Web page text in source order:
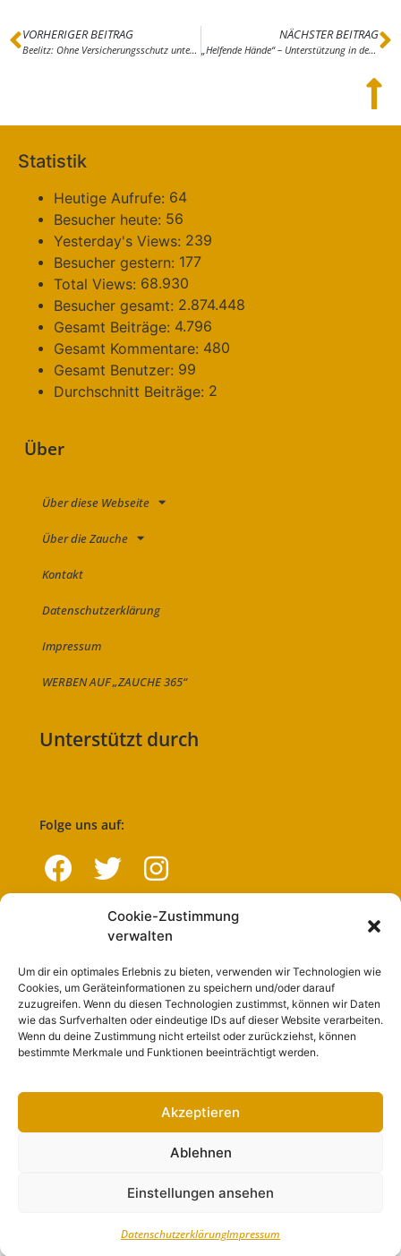
Cookie-Zustimmung
verwalten
Um dir ein optimales Erlebnis zu bieten, verwenden wir Technologien wie
Cookies, um Geräteinformationen zu speichern und/oder darauf
zuzugreifen. Wenn du diesen Technologien zustimmst, können wir Daten
wie das Surfverhalten oder eindeutige IDs auf dieser Website verarbeiten.
Wenn du deine Zustimmung nicht erteilst oder zurückziehst, können
bestimmte Merkmale und Funktionen beeinträchtigt werden.
Akzeptieren
Ablehnen
Einstellungen ansehen
DatenschutzerklärungImpressum
VORHERIGER BEITRAG
Beelitz: Ohne Versicherungsschutz unterwegs
NÄCHSTER BEITRAG
„Helfende Hände“ – Unterstützung in der Coronakrise durch die Bundeswehr wird kurzfristig eintreffen
Statistik
Heutige Aufrufe: 64
Besucher heute: 56
Yesterday's Views: 239
Besucher gestern: 177
Total Views: 68.930
Besucher gesamt: 2.874.448
Gesamt Beiträge: 4.796
Gesamt Kommentare: 480
Gesamt Benutzer: 99
Durchschnitt Beiträge: 2
Über
Über diese Webseite
Über die Zauche
Kontakt
Datenschutzerklärung
Impressum
WERBEN AUF „ZAUCHE 365“
Unterstützt durch
Folge uns auf:
Navigation
Start
Nutzungsbedingungen
Abo
Kontakt